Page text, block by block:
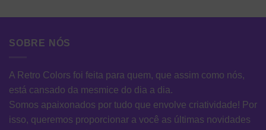
SOBRE NÓS
A Retro Colors foi feita para quem, que assim como nós,
está cansado da mesmice do dia a dia.
Somos apaixonados por tudo que envolve criatividade! Por
isso, queremos proporcionar a você as últimas novidades